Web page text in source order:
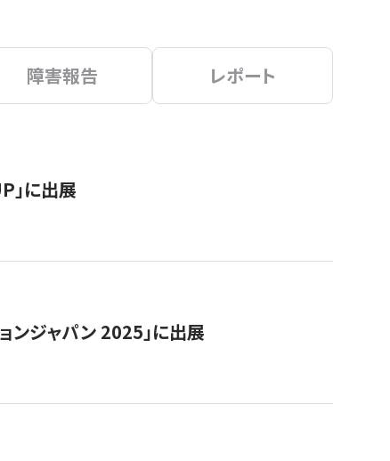
障害報告 レポート
」に出展
ンジャパン 2025」に出展